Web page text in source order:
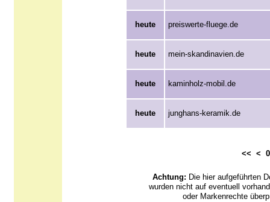
heute preiswerte-fluege.de
heute mein-skandinavien.de
heute kaminholz-mobil.de
heute junghans-keramik.de
<< <
Achtung: Die hier aufgeführten
wurden nicht auf eventuell
oder Markenrechte